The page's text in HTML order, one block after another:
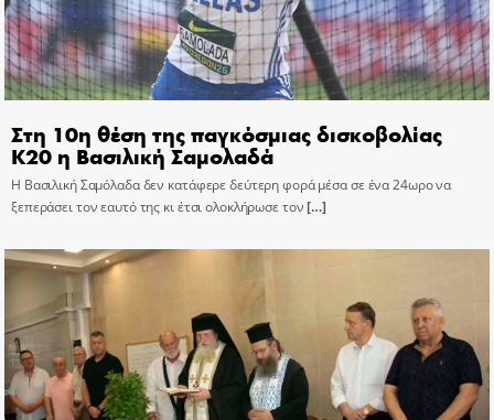
Στη 10η θέση της παγκόσμιας δισκοβολίας
Κ20 η Βασιλική Σαμολαδά
Η Βασιλική Σαμόλαδα δεν κατάφερε δεύτερη φορά μέσα σε ένα 24ωρο να
ξεπεράσει τον εαυτό της κι έτσι ολοκλήρωσε τον[…]